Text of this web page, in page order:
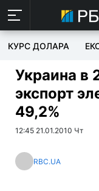
КУРС ДОЛАРА
Украина в
экспорт
49,2%
12:45 21.01.2010 Чт
RBC.UA